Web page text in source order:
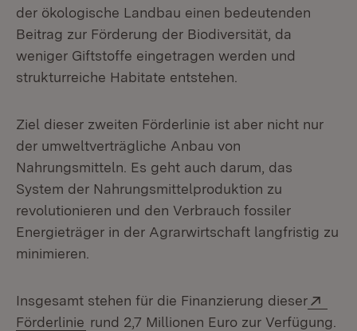
der ökologische Landbau einen bedeutenden
Beitrag zur Förderung der Biodiversität, da
weniger Giftstoffe eingetragen werden und
strukturreiche Habitate entstehen.
Ziel dieser zweiten Förderlinie ist aber nicht nur
der umweltverträgliche Anbau von
Nahrungsmitteln. Es geht auch darum, das
System der Nahrungsmittelproduktion zu
revolutionieren und den Verbrauch fossiler
Energieträger in der Agrarwirtschaft langfristig zu
minimieren.
Insgesamt stehen für die Finanzierung dieser
Förderlinie (Öffnet in neuem Fenster)
rund 2,7 Millionen Euro zur Verfügung.